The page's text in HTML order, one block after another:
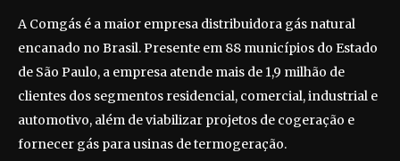
A Comgás é a maior empresa distribuidora gás natural
encanado no Brasil. Presente em 88 municípios do Estado
de São Paulo, a empresa atende mais de 1,9 milhão de
clientes dos segmentos residencial, comercial, industrial e
automotivo, além de viabilizar projetos de cogeração e
fornecer gás para usinas de termogeração.